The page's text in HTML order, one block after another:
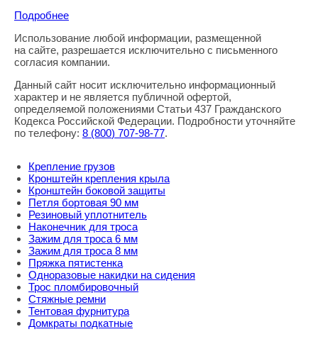
Подробнее
Правовая информация
Использование любой информации, размещенной
на сайте, разрешается исключительно с письменного
согласия компании.
Данный сайт носит исключительно информационный
характер и не является публичной офертой,
определяемой положениями Статьи 437 Гражданского
Кодекса Российской Федерации. Подробности уточняйте
по телефону: 8 (800) 707-98-77.
Крепление грузов
Кронштейн крепления крыла
Кронштейн боковой защиты
Петля бортовая 90 мм
Резиновый уплотнитель
Наконечник для троса
Зажим для троса 6 мм
Зажим для троса 8 мм
Пряжка пятистенка
Одноразовые накидки на сидения
Трос пломбировочный
Стяжные ремни
Тентовая фурнитура
Домкраты подкатные